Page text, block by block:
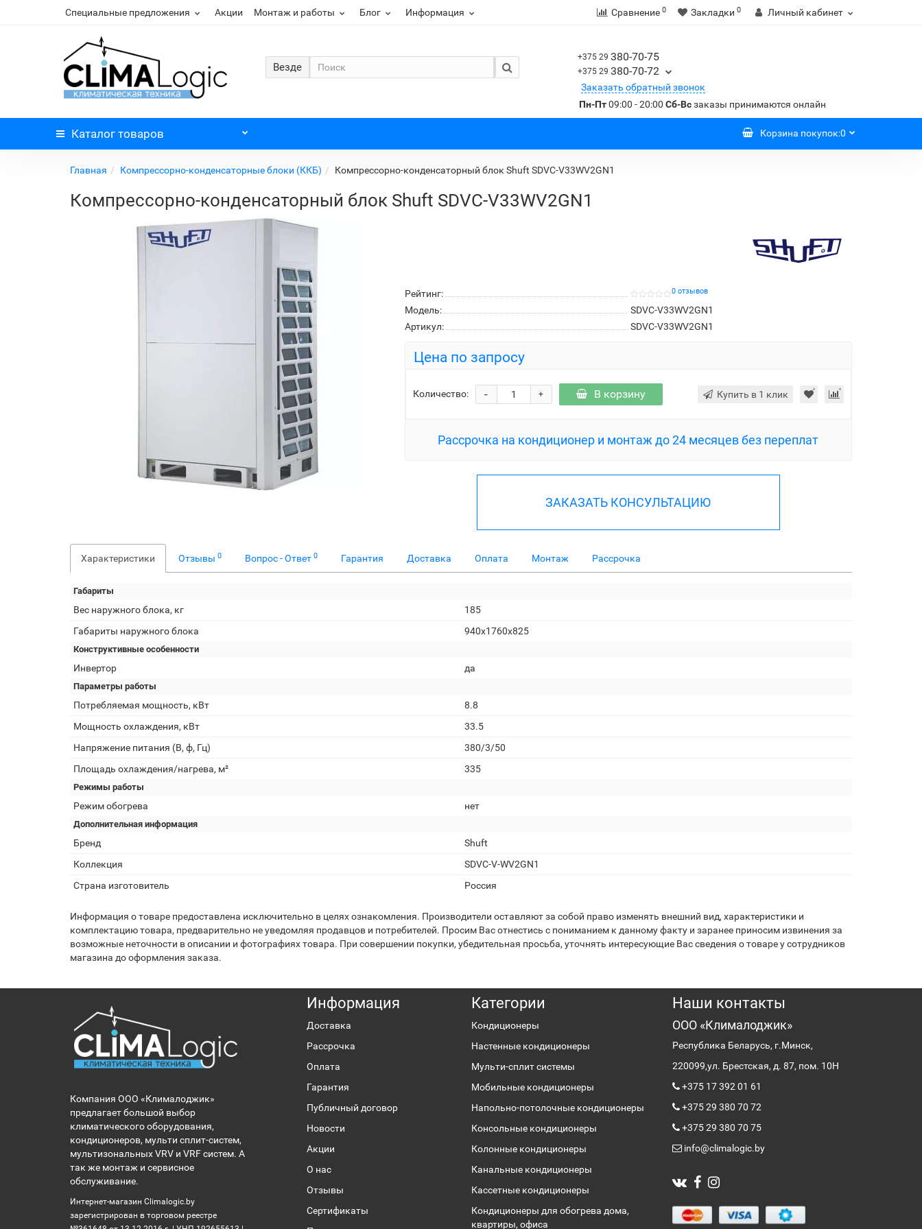
Специальные предложения Акции Монтаж и работы Блог Информация Сравнение 0 Закладки 0 Личный кабинет
Везде
+375 29 380-70-75
+375 29 380-70-72
Заказать обратный звонок
Пн-Пт09:00 - 20:00 Сб-Всзаказы принимаются онлайн
Каталог товаров Корзина покупок:0
Главная Компрессорно-конденсаторные блоки (ККБ) Компрессорно-конденсаторный блок Shuft SDVC-V33WV2GN1
Компрессорно-конденсаторный блок Shuft SDVC-V33WV2GN1
Рейтинг: 0 отзывов
Модель:
SDVC-V33WV2GN1
Артикул:
SDVC-V33WV2GN1
Цена по запросу
Количество: +
- В корзину Купить в 1 клик
Рассрочка на кондиционер и монтаж до 24 месяцев без переплат
ЗАКАЗАТЬ КОНСУЛЬТАЦИЮ
Характеристики Отзывы 0 Вопрос - Ответ 0 Гарантия Доставка Оплата Монтаж Рассрочка
Габариты
Вес наружного блока, кг
185
Габариты наружного блока
940x1760x825
Конструктивные особенности
Инвертор да
Параметры работы
Потребляемая мощность, кВт
8.8
Мощность охлаждения, кВт
33.5
Напряжение питания (В, ф, Гц)
380/3/50
Площадь охлаждения/нагрева, м²
335
Режимы работы
Режим обогрева нет
Дополнительная информация
Бренд
Shuft
Коллекция
SDVC-V-WV2GN1
Страна изготовитель
Россия
Информация о товаре предоставлена исключительно в целях ознакомления. Производители оставляют за собой право изменять внешний вид, характеристики и
комплектацию товара, предварительно не уведомляя продавцов и потребителей. Просим Вас отнестись с пониманием к данному факту и заранее приносим извинения за
возможные неточности в описании и фотографиях товара. При совершении покупки, убедительная просьба, уточнять интересующие Вас сведения о товаре у сотрудников
магазина до оформления заказа.
Компания ООО «Клималоджик»
предлагает большой выбор
климатического оборудования,
кондиционеров, мульти сплит-систем,
мультизональных VRV и VRF систем. А
так же монтаж и сервисное
обслуживание.
Интернет-магазин Climalogic.by
зарегистрирован в торговом реестре
Информация
Доставка
Рассрочка
Оплата
Гарантия
Публичный договор
Новости
Акции
О нас
Отзывы
Сертификаты
Категории
Кондиционеры
Настенные кондиционеры
Мульти-сплит системы
Мобильные кондиционеры
Напольно-потолочные кондиционеры
Консольные кондиционеры
Колонные кондиционеры
Канальные кондиционеры
Кассетные кондиционеры
Кондиционеры для обогрева дома,
квартиры, офиса
Наши контакты
ООО «Клималоджик»
Республика Беларусь, г.Минск,
220099,ул. Брестская, д. 87, пом. 10Н
+375 17 392 01 61
+375 29 380 70 72
+375 29 380 70 75
info@climalogic.by